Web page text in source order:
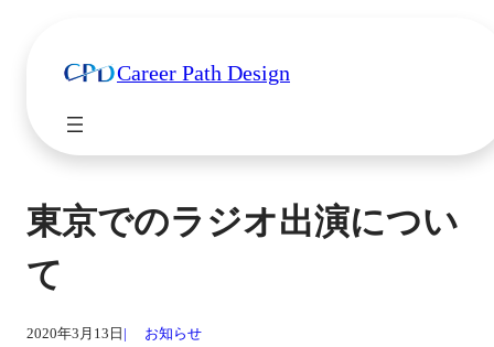
Career Path Design
東京でのラジオ出演につい
て
2020年3月13日 お知らせ